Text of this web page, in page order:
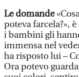
Le domande
poteva farcela?»,
i bambini gli
immensa nel
ha risposto lui –
Ora potevo